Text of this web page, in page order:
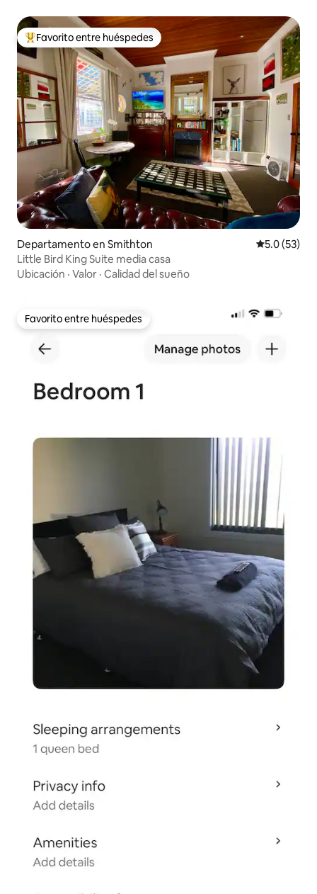
De los mejores en Favorito entre huéspedes
Favorito entre huéspedes
Departamento en Smithton Calificación
5.0 (53)
Little Bird King Suite media casa
Ubicación · Valor · Calidad del sueño
Favorito entre huéspedes
Favorito entre huéspedes